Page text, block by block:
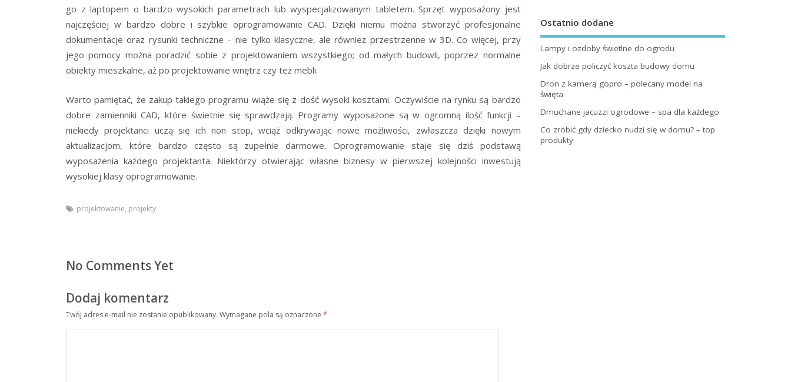
go z laptopem o bardzo wysokich parametrach lub wyspecjalizowanym tabletem. Sprzęt wyposażony jest
najczęściej w bardzo dobre i szybkie oprogramowanie CAD. Dzięki niemu można stworzyć profesjonalne
dokumentacje oraz rysunki techniczne – nie tylko klasyczne, ale również przestrzenne w 3D. Co więcej, przy
jego pomocy można poradzić sobie z projektowaniem wszystkiego; od małych budowli, poprzez normalne
obiekty mieszkalne, aż po projektowanie wnętrz czy też mebli.
Warto pamiętać, że zakup takiego programu wiąże się z dość wysoki kosztami. Oczywiście na rynku są bardzo
dobre zamienniki CAD, które świetnie się sprawdzają. Programy wyposażone są w ogromną ilość funkcji –
niekiedy projektanci uczą się ich non stop, wciąż odkrywając nowe możliwości, zwłaszcza dzięki nowym
aktualizacjom, które bardzo często są zupełnie darmowe. Oprogramowanie staje się dziś podstawą
wyposażenia każdego projektanta. Niektórzy otwierając własne biznesy w pierwszej kolejności inwestują
wysokiej klasy oprogramowanie.
projektowanie, projekty
No Comments Yet
Dodaj komentarz
Twój adres e-mail nie zostanie opublikowany. Wymagane pola są oznaczone *
Ostatnio dodane
Lampy i ozdoby świetlne do ogrodu
Jak dobrze policzyć koszta budowy domu
Dron z kamerą gopro – polecany model na
święta
Dmuchane jacuzzi ogrodowe – spa dla każdego
Co zrobić gdy dziecko nudzi się w domu? – top
produkty